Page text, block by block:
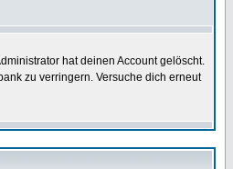
hat deinen Account gelöscht.
zu verringern. Versuche dich erneut